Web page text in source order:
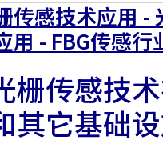
传感技术应用 -
用 - FBG传感行
栅传感技
其它基础